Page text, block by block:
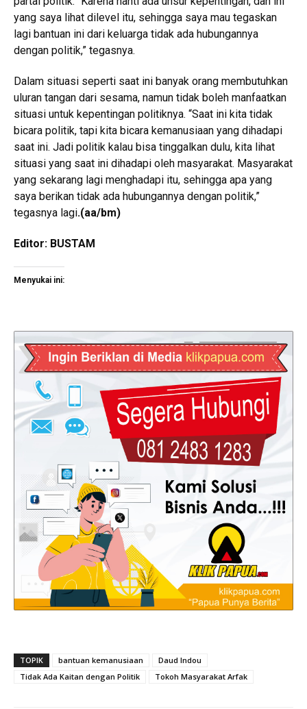
yang saya lihat dilevel itu, sehingga saya mau tegaskan
lagi bantuan ini dari keluarga tidak ada hubungannya
dengan politik,” tegasnya.
Dalam situasi seperti saat ini banyak orang membutuhkan
uluran tangan dari sesama, namun tidak boleh manfaatkan
situasi untuk kepentingan politiknya. “Saat ini kita tidak
bicara politik, tapi kita bicara kemanusiaan yang dihadapi
saat ini. Jadi politik kalau bisa tinggalkan dulu, kita lihat
situasi yang saat ini dihadapi oleh masyarakat. Masyarakat
yang sekarang lagi menghadapi itu, sehingga apa yang
saya berikan tidak ada hubungannya dengan politik,”
tegasnya lagi.(aa/bm)
Editor: BUSTAM
Menyukai ini:
TOPIK bantuan kemanusiaan
Daud Indou
Tidak Ada Kaitan dengan Politik
Tokoh Masyarakat Arfak